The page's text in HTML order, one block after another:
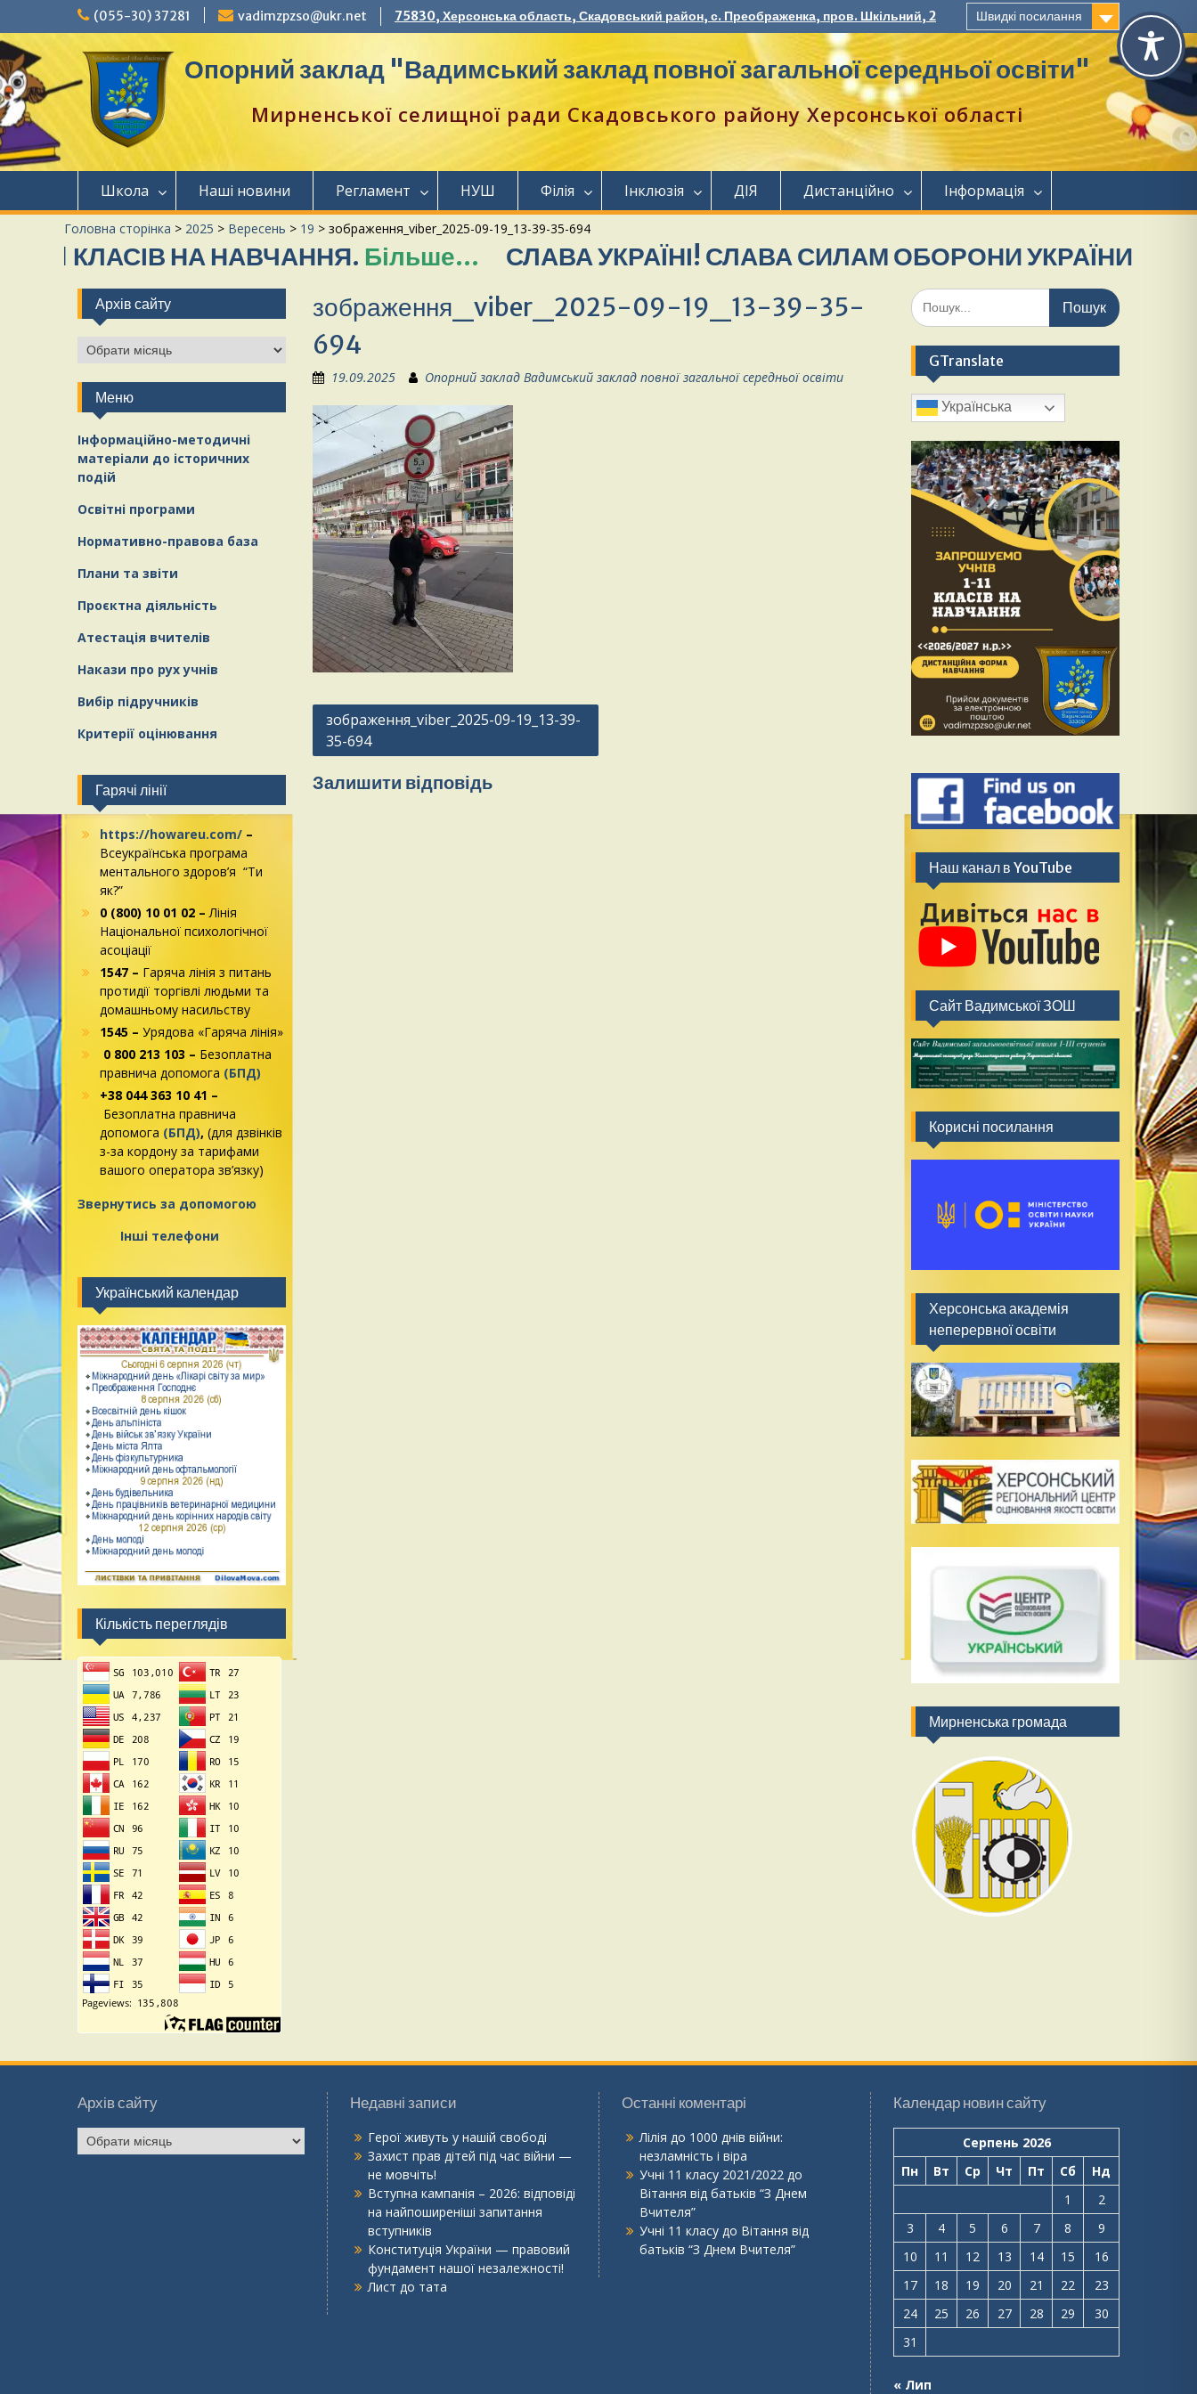
вмісту
(055-30) 37281 vadimzpzso@ukr.net 75830, Херсонська область, Скадовський район, с. Преображенка, пров. Шкільний, 2 Швидкі посилання
Опорний заклад "Вадимський заклад повної загальної середньої освіти"
Мирненської селищної ради Скадовського району Херсонської області
Школа Наші новини Регламент НУШ Філія Інклюзія ДІЯ Дистанційно Інформація
Головна сторінка > 2025 > Вересень > 19 > зображення_viber_2025-09-19_13-39-35-694
НА НАВЧАННЯ.Більше…СЛАВА УКРАЇНІ! СЛАВА СИЛАМ ОБОРОНИ УКРАЇНИ!
зображення_viber_2025-09-19_13-39-35-
694
19.09.2025 Опорний заклад Вадимський заклад повної загальної середньої освіти
Навігація
записів
зображення_viber_2025-09-19_13-39-
35-694
Залишити відповідь
Шукати:
GTranslate
Українська
Наш канал в YouTube
Сайт Вадимської ЗОШ
Корисні посилання
Херсонська академія
неперервної освіти
Мирненська громада
Архів сайту
Архів
Меню
Інформаційно-методичні
матеріали до історичних
подій
Освітні програми
Нормативно-правова база
Плани та звіти
Проєктна діяльність
Атестація вчителів
Накази про рух учнів
Вибір підручників
Критерії оцінювання
Гарячі лінії
https://howareu.com/ –
Всеукраїнська програма
ментального здоров’я “Ти
як?”
0 (800) 10 01 02 –Лінія
Національної психологічної
асоціації
1547 – Гаряча лінія з питань
протидії торгівлі людьми та
домашньому насильству
1545 – Урядова «Гаряча лінія»
0 800 213 103 – Безоплатна
правнича допомога (БПД)
+38 044 363 10 41 –
Безоплатна правнича
допомога (БПД), (для дзвінків
з-за кордону за тарифами
вашого оператора зв’язку)
Звернутись за допомогою
Інші телефони
Український календар
Кількість переглядів
Архів сайту
Архів
сайту
Недавні записи
Герої живуть у нашій свободі
Захист прав дітей під час війни —
не мовчіть!
Вступна кампанія – 2026: відповіді
на найпоширеніші запитання
вступників
Конституція України — правовий
фундамент нашої незалежності!
Лист до тата
Останні коментарі
Лілія до 1000 днів війни:
незламність і віра
Учні 11 класу 2021/2022 до
Вітання від батьків “З Днем
Вчителя”
Учні 11 класу до Вітання від
батьків “З Днем Вчителя”
Календар новин сайту
Серпень 2026
Пн
Вт Ср Чт Пт Сб
Нд
1
2
3
4 5 6 7 8
9
10
11 12 13 14 15
16
17
18 19 20 21 22
23
24
25 26 27 28 29
30
31
« Лип